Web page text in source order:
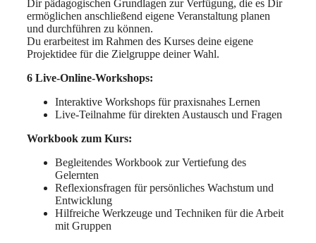
Dir pädagogischen Grundlagen zur Verfügung, die es Dir
ermöglichen anschließend eigene Veranstaltung planen
und durchführen zu können.
Du erarbeitest im Rahmen des Kurses deine eigene
Projektidee für die Zielgruppe deiner Wahl.
6 Live-Online-Workshops:
Interaktive Workshops für praxisnahes Lernen
Live-Teilnahme für direkten Austausch und Fragen
Workbook zum Kurs:
Begleitendes Workbook zur Vertiefung des
Gelernten
Reflexionsfragen für persönliches Wachstum und
Entwicklung
Hilfreiche Werkzeuge und Techniken für die Arbeit
mit Gruppen